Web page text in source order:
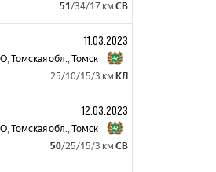
51 /34/17 км СВ
11.03.2023
,Томская обл.,Томск
25/10/15/3 км КЛ
12.03.2023
,Томская обл.,Томск
50/25/15/3 км СВ